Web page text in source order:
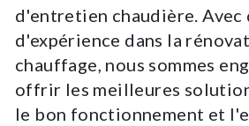
d'entretien chaudière. Avec
d'expérience dans la
chauffage, nous sommes
offrir les meilleures
le bon fonctionnement et